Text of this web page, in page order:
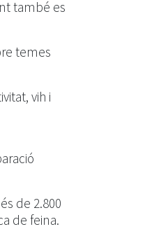
també es
temes
vih i
de 2.800
de feina.